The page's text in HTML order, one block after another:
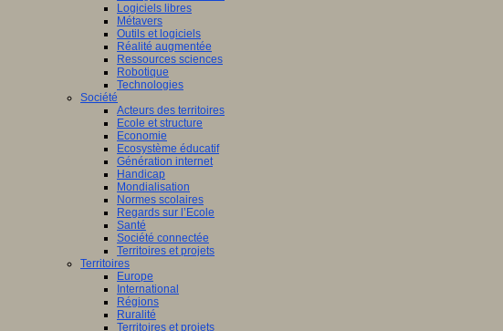
Logiciels libres
Métavers
Outils et logiciels
Réalité augmentée
Ressources sciences
Robotique
Technologies
Société
Acteurs des territoires
Ecole et structure
Economie
Ecosystème éducatif
Génération internet
Handicap
Mondialisation
Normes scolaires
Regards sur l’Ecole
Santé
Société connectée
Territoires et projets
Territoires
Europe
International
Régions
Ruralité
Territoires et projets